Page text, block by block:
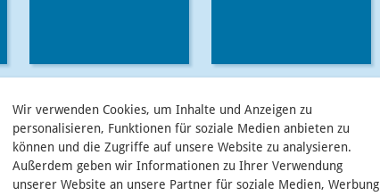
Tyszlak
der Klinik für Anästhesie
96-1376
Wir verwenden Cookies, um Inhalte und Anzeigen zu
personalisieren, Funktionen für soziale Medien anbieten zu
können und die Zugriffe auf unsere Website zu analysieren.
Außerdem geben wir Informationen zu Ihrer Verwendung
unserer Website an unsere Partner für soziale Medien, Werbung